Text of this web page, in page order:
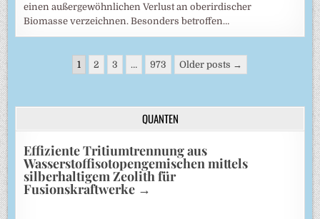
einen außergewöhnlichen Verlust an oberirdischer
Biomasse verzeichnen. Besonders betroffen…
Seitennummerierung
Beiträge
1 2 3 … 973 Older posts →
QUANTEN
Effiziente Tritiumtrennung aus
Wasserstoffisotopengemischen mittels
silberhaltigem Zeolith für
Fusionskraftwerke →